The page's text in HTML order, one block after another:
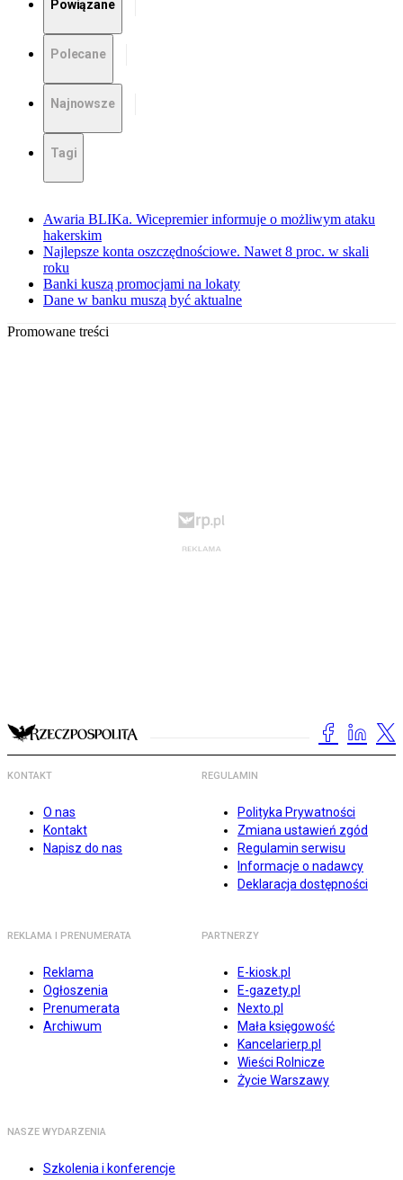
Powiązane
Polecane
Najnowsze
Tagi
Awaria BLIKa. Wicepremier informuje o możliwym ataku
hakerskim
Najlepsze konta oszczędnościowe. Nawet 8 proc. w skali
roku
Banki kuszą promocjami na lokaty
Dane w banku muszą być aktualne
Promowane treści
KONTAKT
O nas
Kontakt
Napisz do nas
REGULAMIN
Polityka Prywatności
Zmiana ustawień zgód
Regulamin serwisu
Informacje o nadawcy
Deklaracja dostępności
REKLAMA I PRENUMERATA
Reklama
Ogłoszenia
Prenumerata
Archiwum
PARTNERZY
E-kiosk.pl
E-gazety.pl
Nexto.pl
Mała księgowość
Kancelarierp.pl
Wieści Rolnicze
Życie Warszawy
NASZE WYDARZENIA
Szkolenia i konferencje